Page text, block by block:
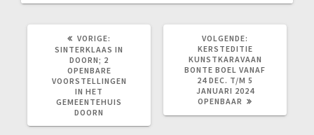
VORIGE:
BERICHT:
SINTERKLAAS IN
DOORN; 2
OPENBARE
VOORSTELLINGEN
IN HET
GEMEENTEHUIS
DOORN
VOLGENDE:
BERICHT:
KERSTEDITIE
KUNSTKARAVAAN
BONTE BOEL VANAF
24 DEC. T/M 5
JANUARI 2024
OPENBAAR